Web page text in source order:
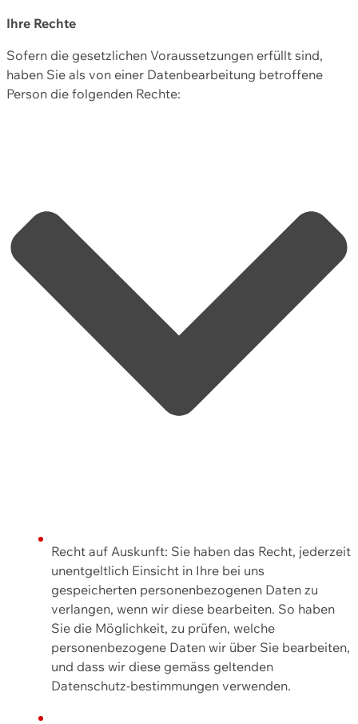
Ihre Rechte
Sofern die gesetzlichen Voraussetzungen erfüllt sind,
haben Sie als von einer Datenbearbeitung betroffene
Person die folgenden Rechte:
Recht auf Auskunft: Sie haben das Recht, jederzeit
unentgeltlich Einsicht in Ihre bei uns
gespeicherten personenbezogenen Daten zu
verlangen, wenn wir diese bearbeiten. So haben
Sie die Möglichkeit, zu prüfen, welche
personenbezogene Daten wir über Sie bearbeiten,
und dass wir diese gemäss geltenden
Datenschutz-bestimmungen verwenden.